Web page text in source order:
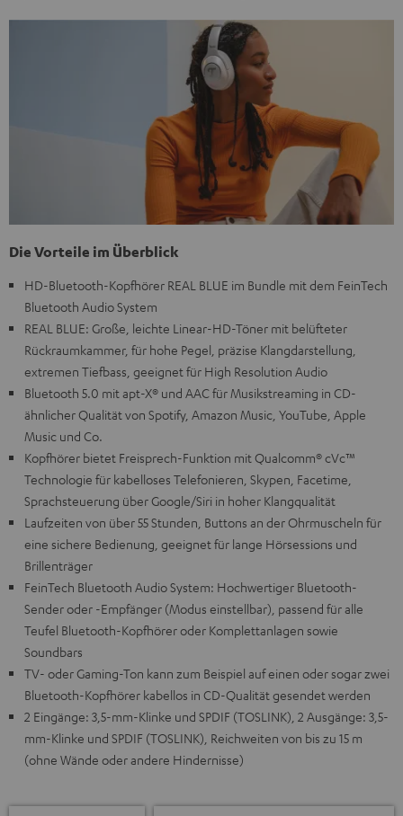
Die Vorteile im Überblick
HD-Bluetooth-Kopfhörer REAL BLUE im Bundle mit dem FeinTech
Bluetooth Audio System
REAL BLUE: Große, leichte Linear-HD-Töner mit belüfteter
Rückraumkammer, für hohe Pegel, präzise Klangdarstellung,
extremen Tiefbass, geeignet für High Resolution Audio
Bluetooth 5.0 mit apt-X® und AAC für Musikstreaming in CD-
ähnlicher Qualität von Spotify, Amazon Music, YouTube, Apple
Music und Co.
Kopfhörer bietet Freisprech-Funktion mit Qualcomm® cVc™
Technologie für kabelloses Telefonieren, Skypen, Facetime,
Sprachsteuerung über Google/Siri in hoher Klangqualität
Laufzeiten von über 55 Stunden, Buttons an der Ohrmuscheln für
eine sichere Bedienung, geeignet für lange Hörsessions und
Brillenträger
FeinTech Bluetooth Audio System: Hochwertiger Bluetooth-
Sender oder -Empfänger (Modus einstellbar), passend für alle
Teufel Bluetooth-Kopfhörer oder Komplettanlagen sowie
Soundbars
TV- oder Gaming-Ton kann zum Beispiel auf einen oder sogar zwei
Bluetooth-Kopfhörer kabellos in CD-Qualität gesendet werden
2 Eingänge: 3,5-mm-Klinke und SPDIF (TOSLINK), 2 Ausgänge: 3,5-
mm-Klinke und SPDIF (TOSLINK), Reichweiten von bis zu 15 m
(ohne Wände oder andere Hindernisse)